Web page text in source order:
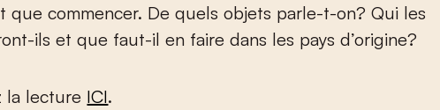
que commencer. De quels objets parle-t-on? Qui les
ils et que faut-il en faire dans les pays d’origine?
la lecture ICI.